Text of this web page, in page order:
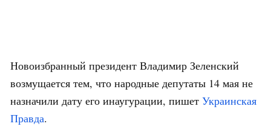
Новоизбранный президент Владимир Зеленский
возмущается тем, что народные депутаты 14 мая не
назначили дату его инаугурации, пишет Украинская
Правда.